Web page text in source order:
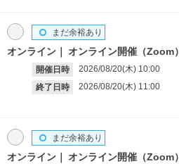
オンライン オンライン開催（Zoom）
開催日時 2026/08/20(木) 10:00
終了日時
2026/08/20(木) 11:00
まだ余裕あり
オンライン オンライン開催（Zoom）
まだ余裕あり